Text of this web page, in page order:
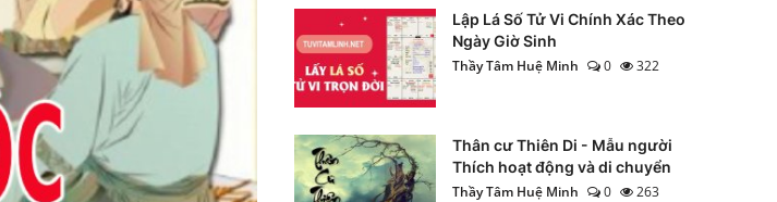
Lập Lá Số Tử Vi Chính Xác Theo
Ngày Giờ Sinh
Thầy Tâm Huệ Minh
0 322
Thân cư Thiên Di - Mẫu người
Thích hoạt động và di chuyển
Thầy Tâm Huệ Minh
0 263